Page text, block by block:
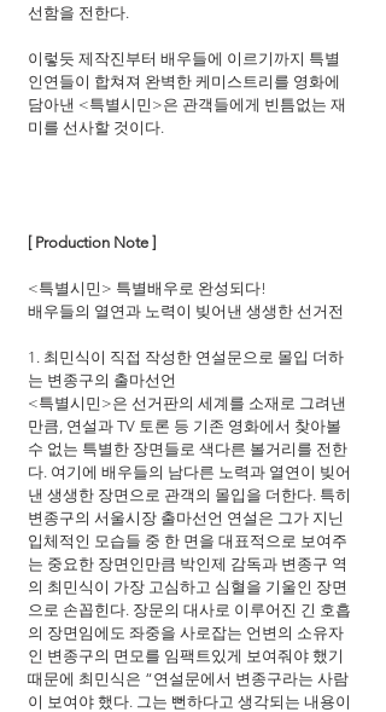
선함을 전한다.
이렇듯 제작진부터 배우들에 이르기까지 특별
인연들이 합쳐져 완벽한 케미스트리를 영화에
담아낸 <특별시민>은 관객들에게 빈틈없는 재
미를 선사할 것이다.
[ Production Note ]
<특별시민> 특별배우로 완성되다!
배우들의 열연과 노력이 빚어낸 생생한 선거전
1. 최민식이 직접 작성한 연설문으로 몰입 더하
는 변종구의 출마선언
<특별시민>은 선거판의 세계를 소재로 그려낸
만큼, 연설과 TV 토론 등 기존 영화에서 찾아볼
수 없는 특별한 장면들로 색다른 볼거리를 전한
다. 여기에 배우들의 남다른 노력과 열연이 빚어
낸 생생한 장면으로 관객의 몰입을 더한다. 특히
변종구의 서울시장 출마선언 연설은 그가 지닌
입체적인 모습들 중 한 면을 대표적으로 보여주
는 중요한 장면인만큼 박인제 감독과 변종구 역
의 최민식이 가장 고심하고 심혈을 기울인 장면
으로 손꼽힌다. 장문의 대사로 이루어진 긴 호흡
의 장면임에도 좌중을 사로잡는 언변의 소유자
인 변종구의 면모를 임팩트있게 보여줘야 했기
때문에 최민식은 “연설문에서 변종구라는 사람
이 보여야 했다. 그는 뻔하다고 생각되는 내용이